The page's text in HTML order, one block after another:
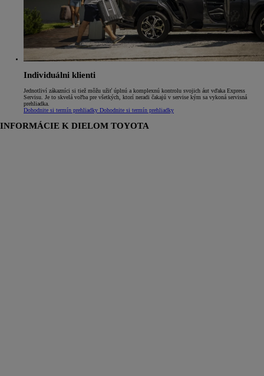
Individuálni klienti
Jednotliví zákazníci si tiež môžu užiť úplnú a komplexnú kontrolu svojich áut vďaka Express
Servisu. Je to skvelá voľba pre všetkých, ktorí neradi čakajú v servise kým sa vykoná servisná
prehliadka.
Dohodnite si termín prehliadky Dohodnite si termín prehliadky
INFORMÁCIE K DIELOM TOYOTA